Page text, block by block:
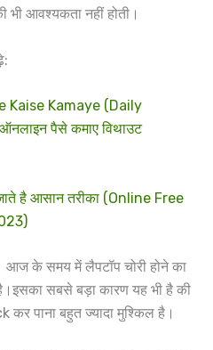
आवश्यकता नहीं होती।
Kamaye (Daily
पैसे कमाए विथाउट
है आसान तरीका (Online Free
आज के समय में लैपटॉप चोरी होने का
सबसे बड़ा कारण यह भी है की
कर पाना बहुत ज्यादा मुश्किल है।